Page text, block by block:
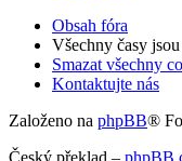
Obsah fóra
Všechny časy
Smazat všechny
Kontaktujte nás
Založeno na phpBB®